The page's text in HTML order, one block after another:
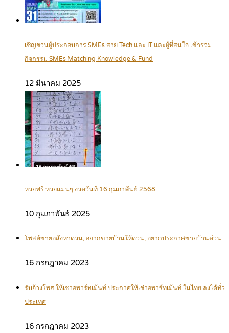
เชิญชวนผู้ประกอบการ SMEs สาย Tech และ IT และผู้ที่สนใจ เข้าร่วม
กิจกรรม SMEs Matching Knowledge & Fund
12 มีนาคม 2025
หวยฟรี หวยแม่นๆ งวดวันที่ 16 กุมภาพันธ์ 2568
10 กุมภาพันธ์ 2025
โพสต์ขายอสังหาด่วน, อยากขายบ้านให้ด่วน, อยากประกาศขายบ้านด่วน
16 กรกฎาคม 2023
รับจ้างโพส ให้เช่าอพาร์ทเม้นท์ ประกาศให้เช่าอพาร์ทเม้นท์ ในไทย ลงได้ทั่ว
ประเทศ
16 กรกฎาคม 2023